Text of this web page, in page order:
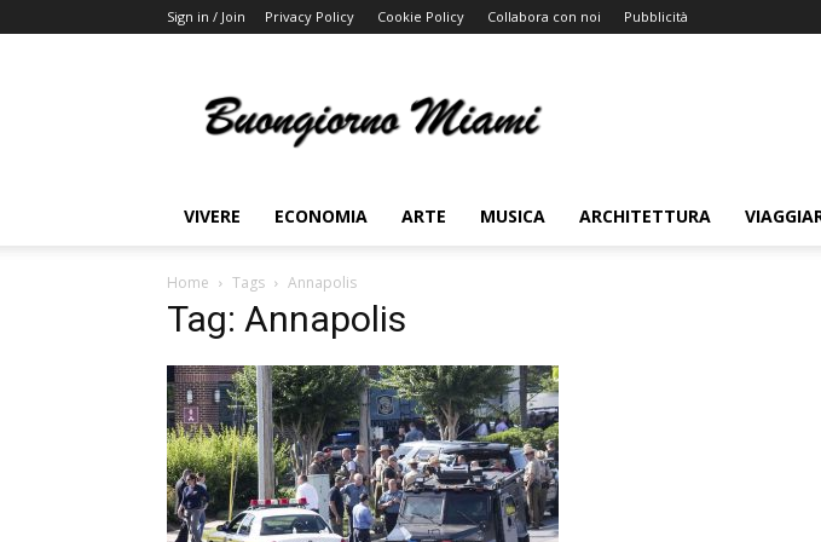
Sign in / Join Privacy Policy Cookie Policy Collabora con noi Pubblicità
Miami
VIVERE ECONOMIA ARTE MUSICA ARCHITETTURA
Home Tags Annapolis
Tag: Annapolis